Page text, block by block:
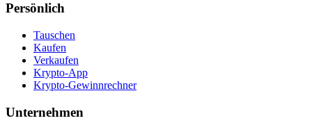
Persönlich
Tauschen
Kaufen
Verkaufen
Krypto-App
Krypto-Gewinnrechner
Unternehmen